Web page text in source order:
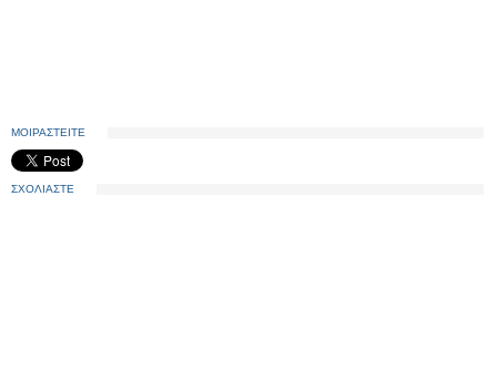
ΜΟΙΡΑΣΤΕΙΤΕ
ΣΧΟΛΙΑΣΤΕ